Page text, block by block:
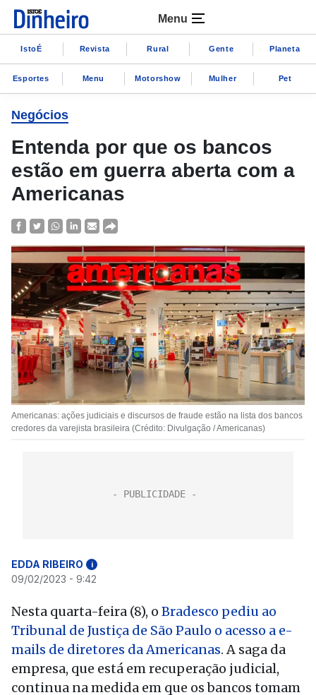
Menu
IstoÉ Revista Rural Gente Planeta
Esportes Menu Motorshow Mulher Pet
Negócios
Entenda por que os bancos
estão em guerra aberta com a
Americanas
Americanas: ações judiciais e discursos de fraude estão na lista dos bancos
credores da varejista brasileira (Crédito: Divulgação / Americanas)
EDDA RIBEIRO i
09/02/2023 - 9:42
Nesta quarta-feira (8), o Bradesco pediu ao
Tribunal de Justiça de São Paulo o acesso a e-
mails de diretores da Americanas. A saga da
empresa, que está em recuperação judicial,
continua na medida em que os bancos tomam